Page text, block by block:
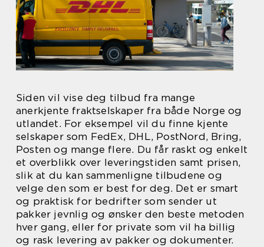
Siden vil vise deg tilbud fra mange
anerkjente fraktselskaper fra både Norge og
utlandet. For eksempel vil du finne kjente
selskaper som FedEx, DHL, PostNord, Bring,
Posten og mange flere. Du får raskt og enkelt
et overblikk over leveringstiden samt prisen,
slik at du kan sammenligne tilbudene og
velge den som er best for deg. Det er smart
og praktisk for bedrifter som sender ut
pakker jevnlig og ønsker den beste metoden
hver gang, eller for private som vil ha billig
og rask levering av pakker og dokumenter.